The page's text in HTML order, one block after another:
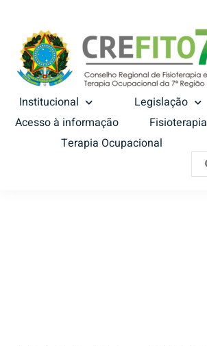
Institucional
Legislação
Acesso à informação
Fisioterapia
Terapia Ocupacional